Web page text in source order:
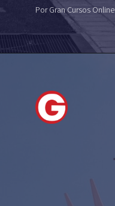
Por Gran Cursos Online